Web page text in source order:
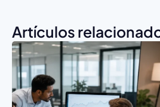
Artículos